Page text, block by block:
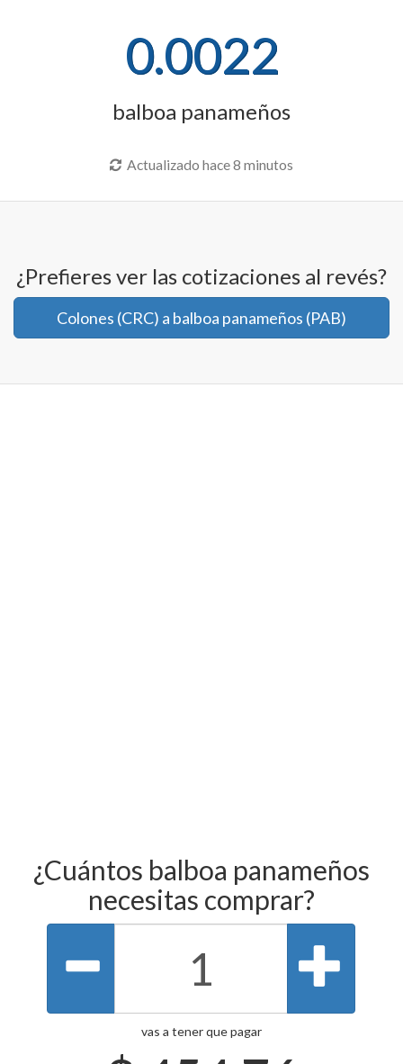
0.0022
balboa panameños
Actualizado hace 8 minutos
¿Prefieres ver las cotizaciones al revés?
Colones (CRC) a balboa panameños (PAB)
¿Cuántos balboa panameños
necesitas comprar?
vas a tener que pagar